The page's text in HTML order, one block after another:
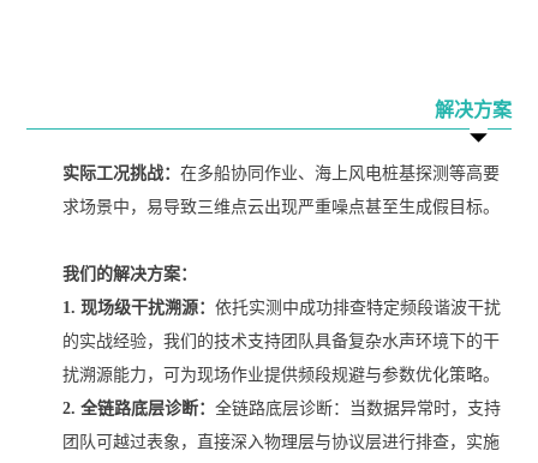
解决方案
实际工况挑战：在多船协同作业、海上风电桩基探测等高要
求场景中，易导致三维点云出现严重噪点甚至生成假目标。
我们的解决方案：
1.现场级干扰溯源：依托实测中成功排查特定频段谐波干扰
的实战经验，我们的技术支持团队具备复杂水声环境下的干
扰溯源能力，可为现场作业提供频段规避与参数优化策略。
2.全链路底层诊断：全链路底层诊断：当数据异常时，支持
团队可越过表象，直接深入物理层与协议层进行排查，实施